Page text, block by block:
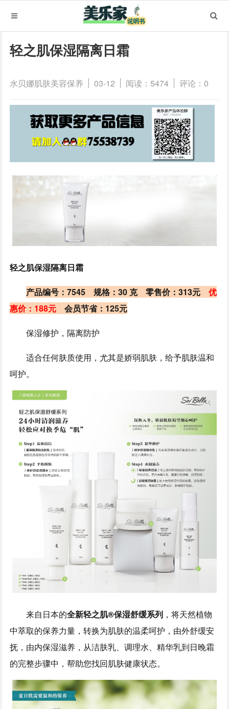
轻之肌保湿隔离日霜
水贝娜肌肤美容保养 03-12 阅读：5474 评论：0
轻之肌保湿隔离日霜
产品编号：7545 规格：30 克 零售价：313元优
惠价：188元 会员节省：125元
保湿修护，隔离防护
适合任何肤质使用，尤其是娇弱肌肤，给予肌肤温和
呵护。
来自日本的全新轻之肌®保湿舒缓系列 ，将天然植物
中萃取的保养力量，转换为肌肤的温柔呵护，由外舒缓安
抚，由内保湿滋养，从洁肤乳、调理水、精华乳到日晚霜
的完整步骤中，帮助您找回肌肤健康状态。